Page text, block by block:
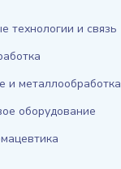
технологии и связь
и металлообработка
оборудование